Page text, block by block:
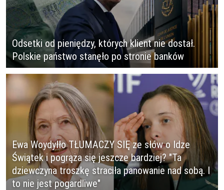
Odsetki od pieniędzy, których klient nie dostał.
Polskie państwo stanęło po stronie banków
Ewa Woydyłło TŁUMACZY SIĘ ze słów o Idze
Świątek i pogrąża się jeszcze bardziej? "Ta
dziewczyna troszkę straciła panowanie nad sobą. I
to nie jest pogardliwe"